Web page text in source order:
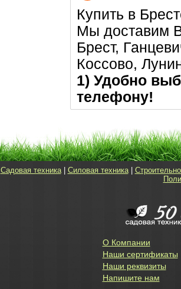
Купить в
Мы доставим
Брест,
Коссово,
1) Удобно
телефону!
Садовая техника| Силовая техника|
О Компании
Наши сертификаты
Наши реквизиты
Напишите нам